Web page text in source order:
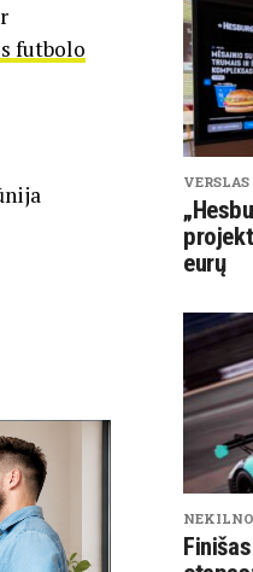
futbolo
VERSLAS
eurų